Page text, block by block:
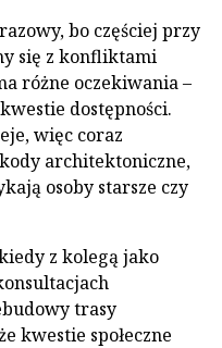
bo częściej przy
się z konfliktami
różne oczekiwania –
dostępności.
więc coraz
architektoniczne,
osoby starsze czy
z kolegą jako
trasy
kwestie społeczne